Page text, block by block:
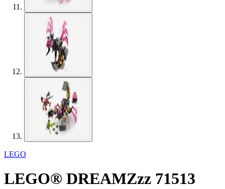
LEGO
LEGO® DREAMZzz 71513